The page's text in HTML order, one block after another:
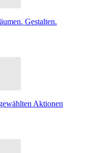
Gestalten.
Aktionen